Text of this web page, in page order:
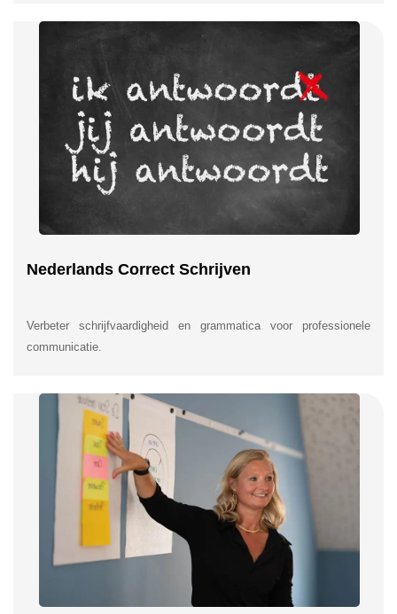
Nederlands Correct Schrijven
Verbeter schrijfvaardigheid en grammatica voor professionele
communicatie.